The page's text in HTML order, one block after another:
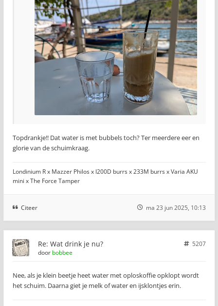
Topdrankje!! Dat water is met bubbels toch? Ter meerdere eer en
glorie van de schuimkraag.
Londinium R x Mazzer Philos x I200D burrs x 233M burrs x Varia AKU
mini x The Force Tamper
Citeer ma 23 jun 2025, 10:13
Re: Wat drink je nu?
5207
door bobbee
Nee, als je klein beetje heet water met oploskoffie opklopt wordt
het schuim. Daarna giet je melk of water en ijsklontjes erin.